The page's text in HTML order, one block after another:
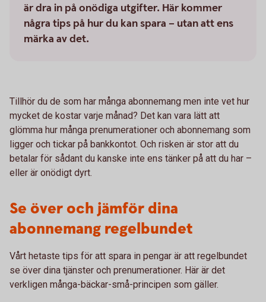
är dra in på onödiga utgifter. Här kommer
några tips på hur du kan spara – utan att ens
märka av det.
Tillhör du de som har många abonnemang men inte vet hur
mycket de kostar varje månad? Det kan vara lätt att
glömma hur många prenumerationer och abonnemang som
ligger och tickar på bankkontot. Och risken är stor att du
betalar för sådant du kanske inte ens tänker på att du har –
eller är onödigt dyrt.
Se över och jämför dina
abonnemang regelbundet
Vårt hetaste tips för att spara in pengar är att regelbundet
se över dina tjänster och prenumerationer. Här är det
verkligen många-bäckar-små-principen som gäller.